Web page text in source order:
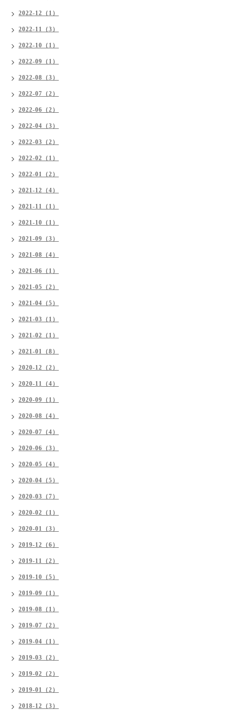
2022-12（1）
2022-11（3）
2022-10（1）
2022-09（1）
2022-08（3）
2022-07（2）
2022-06（2）
2022-04（3）
2022-03（2）
2022-02（1）
2022-01（2）
2021-12（4）
2021-11（1）
2021-10（1）
2021-09（3）
2021-08（4）
2021-06（1）
2021-05（2）
2021-04（5）
2021-03（1）
2021-02（1）
2021-01（8）
2020-12（2）
2020-11（4）
2020-09（1）
2020-08（4）
2020-07（4）
2020-06（3）
2020-05（4）
2020-04（5）
2020-03（7）
2020-02（1）
2020-01（3）
2019-12（6）
2019-11（2）
2019-10（5）
2019-09（1）
2019-08（1）
2019-07（2）
2019-04（1）
2019-03（2）
2019-02（2）
2019-01（2）
2018-12（3）